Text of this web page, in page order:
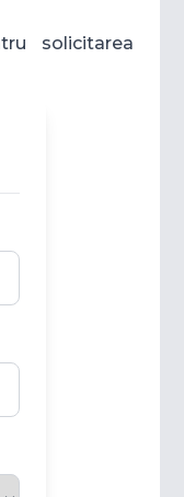
solicitarea